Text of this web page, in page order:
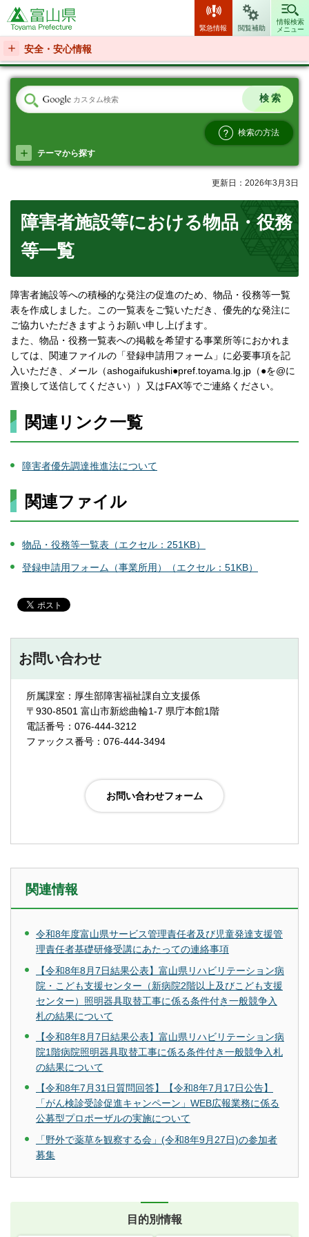
富山県
緊急情報 閲覧補助
情報検索
メニュー
安全・安心情報
検索の方法
テーマから探す
更新日：2026年3月3日
障害者施設等における物品・役務
等一覧
障害者施設等への積極的な発注の促進のため、物品・役務等一覧
表を作成しました。この一覧表をご覧いただき、優先的な発注に
ご協力いただきますようお願い申し上げます。
また、物品・役務一覧表への掲載を希望する事業所等におかれま
しては、関連ファイルの「登録申請用フォーム」に必要事項を記
入いただき、メール（ashogaifukushi●pref.toyama.lg.jp（●を@に
置換して送信してください））又はFAX等でご連絡ください。
関連リンク一覧
障害者優先調達推進法について
関連ファイル
物品・役務等一覧表（エクセル：251KB）
登録申請用フォーム（事業所用）（エクセル：51KB）
お問い合わせ
所属課室：厚生部障害福祉課自立支援係
〒930-8501 富山市新総曲輪1-7 県庁本館1階
電話番号：076-444-3212
ファックス番号：076-444-3494
関連情報
令和8年度富山県サービス管理責任者及び児童発達支援管
理責任者基礎研修受講にあたっての連絡事項
【令和8年8月7日結果公表】富山県リハビリテーション病
院・こども支援センター（新病院2階以上及びこども支援
センター）照明器具取替工事に係る条件付き一般競争入
札の結果について
【令和8年8月7日結果公表】富山県リハビリテーション病
院1階病院照明器具取替工事に係る条件付き一般競争入札
の結果について
【令和8年7月31日質問回答】【令和8年7月17日公告】
「がん検診受診促進キャンペーン」WEB広報業務に係る
公募型プロポーザルの実施について
「野外で薬草を観察する会」(令和8年9月27日)の参加者
募集
目的別情報